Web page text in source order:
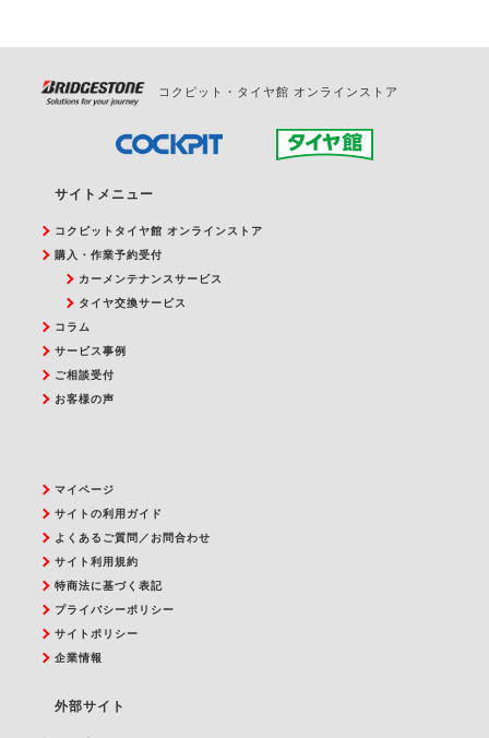
コクピット・タイヤ館 オンラインストア
サイトメニュー
コクピットタイヤ館 オンラインストア
購入・作業予約受付
カーメンテナンスサービス
タイヤ交換サービス
コラム
サービス事例
ご相談受付
お客様の声
マイページ
サイトの利用ガイド
よくあるご質問／お問合わせ
サイト利用規約
特商法に基づく表記
プライバシーポリシー
サイトポリシー
企業情報
外部サイト